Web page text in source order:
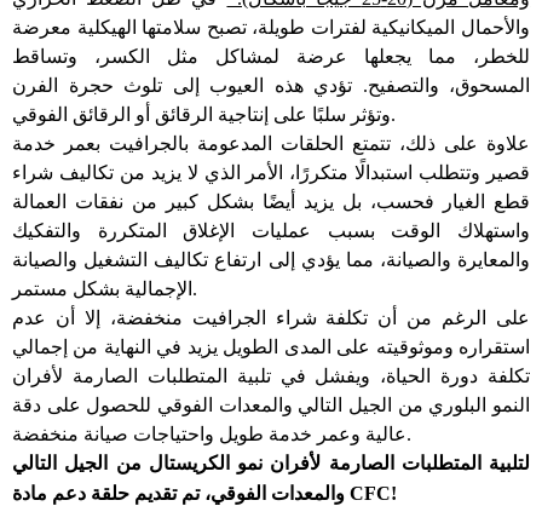
والأحمال الميكانيكية لفترات طويلة، تصبح سلامتها الهيكلية معرضة
للخطر، مما يجعلها عرضة لمشاكل مثل الكسر، وتساقط
المسحوق، والتصفيح. تؤدي هذه العيوب إلى تلوث حجرة الفرن
وتؤثر سلبًا على إنتاجية الرقائق أو الرقائق الفوقي.
علاوة على ذلك، تتمتع الحلقات المدعومة بالجرافيت بعمر خدمة
قصير وتتطلب استبدالًا متكررًا، الأمر الذي لا يزيد من تكاليف شراء
قطع الغيار فحسب، بل يزيد أيضًا بشكل كبير من نفقات العمالة
واستهلاك الوقت بسبب عمليات الإغلاق المتكررة والتفكيك
والمعايرة والصيانة، مما يؤدي إلى ارتفاع تكاليف التشغيل والصيانة
الإجمالية بشكل مستمر.
على الرغم من أن تكلفة شراء الجرافيت منخفضة، إلا أن عدم
استقراره وموثوقيته على المدى الطويل يزيد في النهاية من إجمالي
تكلفة دورة الحياة، ويفشل في تلبية المتطلبات الصارمة لأفران
النمو البلوري من الجيل التالي والمعدات الفوقي للحصول على دقة
عالية وعمر خدمة طويل واحتياجات صيانة منخفضة.
لتلبية المتطلبات الصارمة لأفران نمو الكريستال من الجيل التالي
والمعدات الفوقي، تم تقديم حلقة دعم مادة CFC!